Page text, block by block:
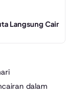
Langsung Cair
dalam